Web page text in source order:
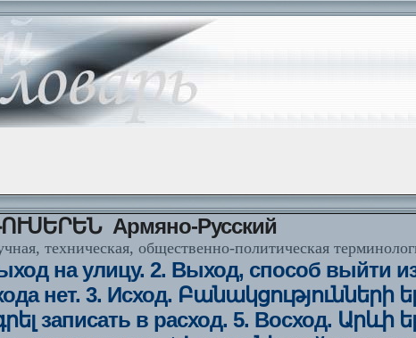
Армяно-Русский
техническая, общественно-политическая
на улицу. 2. Выход, способ выйти
нет. 3. Исход. Բանակցությունների
записать в расход. 5. Восход. Արևի